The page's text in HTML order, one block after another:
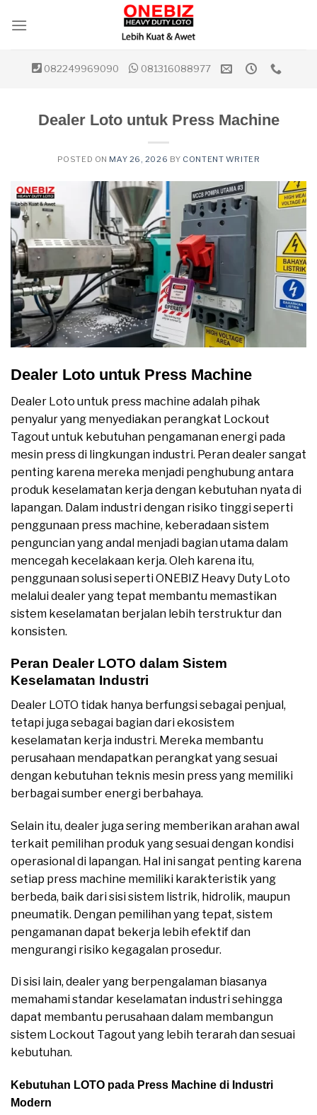
082249969090 081316088977
Dealer Loto untuk Press Machine
POSTED ON MAY 26, 2026 BY CONTENT WRITER
Dealer Loto untuk Press Machine
Dealer Loto untuk press machine adalah pihak
penyalur yang menyediakan perangkat Lockout
Tagout untuk kebutuhan pengamanan energi pada
mesin press di lingkungan industri. Peran dealer sangat
penting karena mereka menjadi penghubung antara
produk keselamatan kerja dengan kebutuhan nyata di
lapangan. Dalam industri dengan risiko tinggi seperti
penggunaan press machine, keberadaan sistem
penguncian yang andal menjadi bagian utama dalam
mencegah kecelakaan kerja. Oleh karena itu,
penggunaan solusi seperti ONEBIZ Heavy Duty Loto
melalui dealer yang tepat membantu memastikan
sistem keselamatan berjalan lebih terstruktur dan
konsisten.
Peran Dealer LOTO dalam Sistem
Keselamatan Industri
Dealer LOTO tidak hanya berfungsi sebagai penjual,
tetapi juga sebagai bagian dari ekosistem
keselamatan kerja industri. Mereka membantu
perusahaan mendapatkan perangkat yang sesuai
dengan kebutuhan teknis mesin press yang memiliki
berbagai sumber energi berbahaya.
Selain itu, dealer juga sering memberikan arahan awal
terkait pemilihan produk yang sesuai dengan kondisi
operasional di lapangan. Hal ini sangat penting karena
setiap press machine memiliki karakteristik yang
berbeda, baik dari sisi sistem listrik, hidrolik, maupun
pneumatik. Dengan pemilihan yang tepat, sistem
pengamanan dapat bekerja lebih efektif dan
mengurangi risiko kegagalan prosedur.
Di sisi lain, dealer yang berpengalaman biasanya
memahami standar keselamatan industri sehingga
dapat membantu perusahaan dalam membangun
sistem Lockout Tagout yang lebih terarah dan sesuai
kebutuhan.
Kebutuhan LOTO pada Press Machine di Industri
Modern